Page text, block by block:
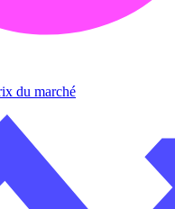
du marché